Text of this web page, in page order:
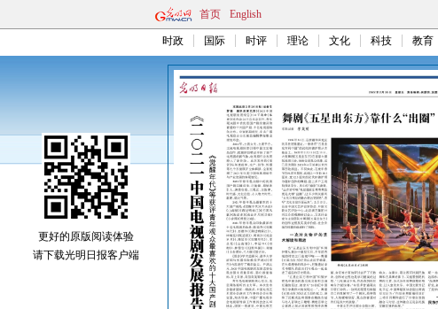
首页 English
时政 国际 时评 理论 文化 科技 教育
更好的原版阅读体验
请下载光明日报客户端